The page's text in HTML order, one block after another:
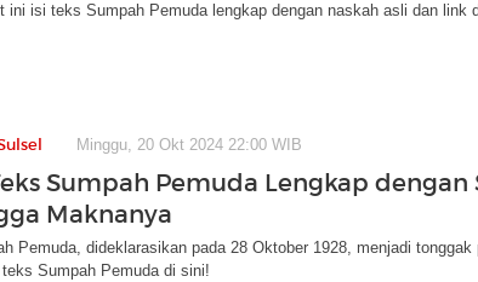
ini isi teks Sumpah Pemuda lengkap dengan naskah asli dan link
Minggu, 20 Okt 2024 22:00 WIB
Sumpah Pemuda Lengkap dengan
Maknanya
Pemuda, dideklarasikan pada 28 Oktober 1928, menjadi
Sumpah Pemuda di sini!